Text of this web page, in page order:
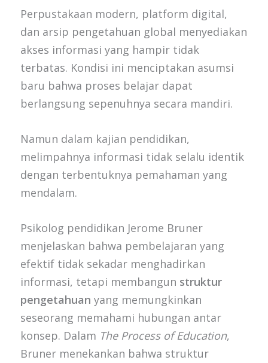
Perpustakaan modern, platform digital,
dan arsip pengetahuan global menyediakan
akses informasi yang hampir tidak
terbatas. Kondisi ini menciptakan asumsi
baru bahwa proses belajar dapat
berlangsung sepenuhnya secara mandiri.
Namun dalam kajian pendidikan,
melimpahnya informasi tidak selalu identik
dengan terbentuknya pemahaman yang
mendalam.
Psikolog pendidikan Jerome Bruner
menjelaskan bahwa pembelajaran yang
efektif tidak sekadar menghadirkan
informasi, tetapi membangun struktur
pengetahuan yang memungkinkan
seseorang memahami hubungan antar
konsep. Dalam The Process of Education,
Bruner menekankan bahwa struktur